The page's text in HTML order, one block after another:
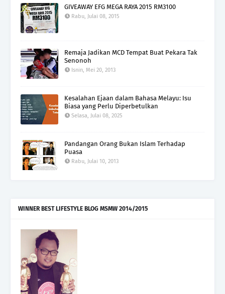
GIVEAWAY EFG MEGA RAYA 2015 RM3100
Rabu, Julai 08, 2015
Remaja Jadikan MCD Tempat Buat Pekara Tak
Senonoh
Isnin, Mei 20, 2013
Kesalahan Ejaan dalam Bahasa Melayu: Isu
Biasa yang Perlu Diperbetulkan
Selasa, Julai 08, 2025
Pandangan Orang Bukan Islam Terhadap
Puasa
Rabu, Julai 10, 2013
WINNER BEST LIFESTYLE BLOG MSMW 2014/2015